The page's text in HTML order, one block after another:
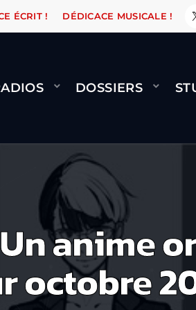
PASSE, ÇA LE FAIT !
ÉCRIT ! DÉDICACE MUSICALE !
DOSSIERS
anime
octobre